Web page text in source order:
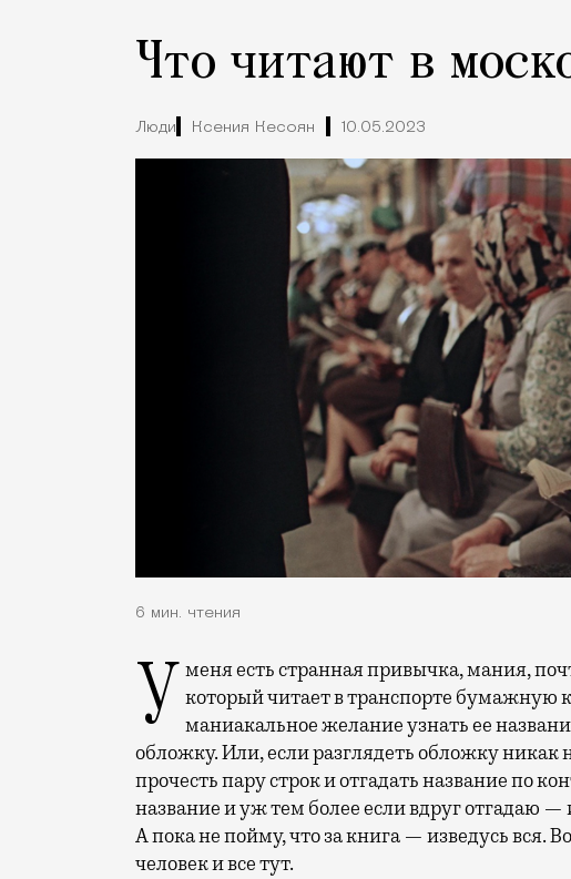
Что читают в
Люди Ксения Кесоян 10.05.2023
6 мин. чтения
У меня есть странная привычка, мания, почти зависимость. Я если вижу человека, который читает в транспорте бумажную
маниакальное желание узнать ее
обложку. Или, если разглядеть обложку никак
прочесть пару строк и отгадать название по
название и уж тем более если вдруг отгадаю
А пока не пойму, что за книга — изведусь вся.
человек и все тут.